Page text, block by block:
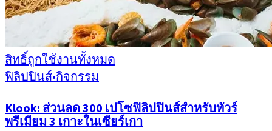
สิทธิ์ถูกใช้งานทั้งหมด
ฟิลิปปินส์•กิจกรรม
Klook: ส่วนลด 300 เปโซฟิลิปปินส์สำหรับทัวร์
พรีเมียม 3 เกาะในเซียร์เกา